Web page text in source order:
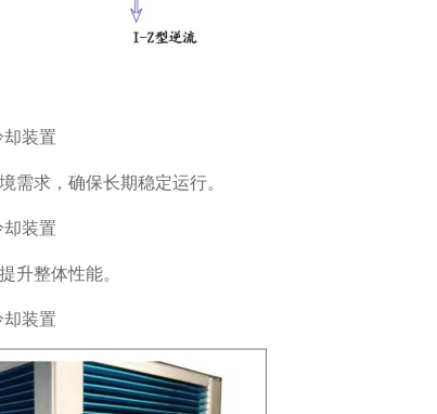
需求，确保长期稳定运行。
升整体性能。